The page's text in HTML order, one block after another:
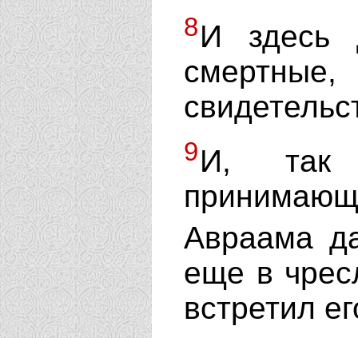
8И здесь
9И, так
Авраама
еще в
встретил